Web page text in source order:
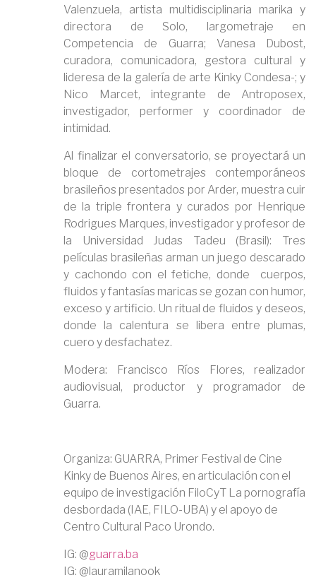
Valenzuela, artista multidisciplinaria marika y
directora de Solo, largometraje en
Competencia de Guarra; Vanesa Dubost,
curadora, comunicadora, gestora cultural y
lideresa de la galería de arte Kinky Condesa-; y
Nico Marcet, integrante de Antroposex,
investigador, performer y coordinador de
intimidad.
Al finalizar el conversatorio, se proyectará un
bloque de cortometrajes contemporáneos
brasileños presentados por Arder, muestra cuir
de la triple frontera y curados por Henrique
Rodrigues Marques, investigador y profesor de
la Universidad Judas Tadeu (Brasil): Tres
películas brasileñas arman un juego descarado
y cachondo con el fetiche, donde cuerpos,
fluidos y fantasías maricas se gozan con humor,
exceso y artificio. Un ritual de fluidos y deseos,
donde la calentura se libera entre plumas,
cuero y desfachatez.
Modera: Francisco Ríos Flores, realizador
audiovisual, productor y programador de
Guarra.
Organiza: GUARRA, Primer Festival de Cine
Kinky de Buenos Aires, en articulación con el
equipo de investigación FiloCyT La pornografía
desbordada (IAE, FILO-UBA) y el apoyo de
Centro Cultural Paco Urondo.
IG: @guarra.ba
IG: @lauramilanook